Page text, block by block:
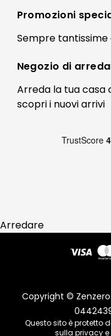
Preferenze Cookies
Termini e condizioni
Contatti
FAQ
Pagamenti
Registrati
Il mio account
Promozioni
Sempre tantissime
Negozio di
Arreda la tua casa
scopri i nuovi arrivi
Arredare
Copyright © Zenzero
Questo sito è protetto
sulla privacye